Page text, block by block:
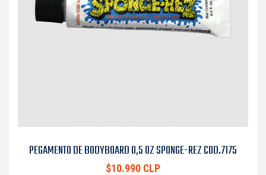
PEGAMENTO DE BODYBOARD 0,5 OZ SPONGE-REZ COD.7175
$10.990 CLP